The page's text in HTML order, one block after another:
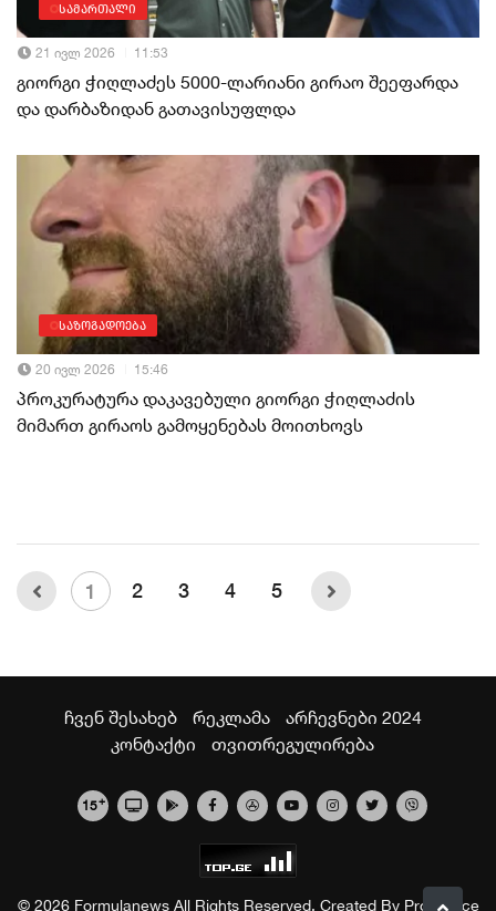
სამართალი
21 ივლ 2026 11:53
გიორგი ჭიღლაძეს 5000-ლარიანი გირაო შეეფარდა
და დარბაზიდან გათავისუფლდა
საზოგადოება
20 ივლ 2026 15:46
პროკურატურა დაკავებული გიორგი ჭიღლაძის
მიმართ გირაოს გამოყენებას მოითხოვს
1 2 3 4 5
ჩვენ შესახებ რეკლამა
არჩევნები 2024
კონტაქტი
თვითრეგულირება
15+
© 2026 Formulanews All Rights Reserved. Created By Proservice